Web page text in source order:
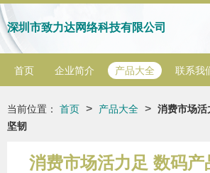
深圳市致力达网络科技有限公司
首页 企业简介 产品大全 联系我
当前位置： 首页 > 产品大全 > 消费市场活
坚韧
消费市场活力足 数码产